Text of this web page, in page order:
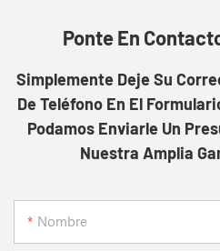
Ponte En
Simplemente Deje Su
De Teléfono En El
Podamos Enviarle Un
Nuestra Amplia
Nombre